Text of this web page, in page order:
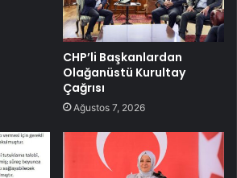
CHP’li Başkanlardan
Olağanüstü Kurultay
Çağrısı
Ağustos 7, 2026